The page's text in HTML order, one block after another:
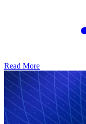
Read More